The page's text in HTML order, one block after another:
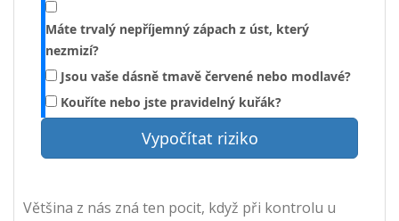
Máte trvalý nepříjemný zápach z úst, který
nezmizí?
Jsou vaše dásně tmavě červené nebo modlavé?
Kouříte nebo jste pravidelný kuřák?
Vypočítat riziko
Většina z nás zná ten pocit, když při kontrolu u